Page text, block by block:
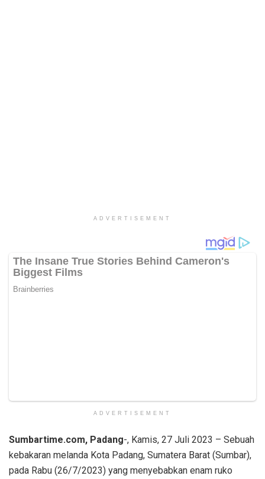
ADVERTISEMENT
ADVERTISEMENT
Sumbartime.com, Padang-, Kamis, 27 Juli 2023 – Sebuah
kebakaran melanda Kota Padang, Sumatera Barat (Sumbar),
pada Rabu (26/7/2023) yang menyebabkan enam ruko